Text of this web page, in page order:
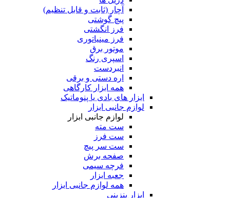
آچار (ثابت و قابل تنظیم)
پیچ گوشتی
فرز انگشتی
فرز مینیاتوری
موتور برق
اسپری رنگ
انبردست
اره دستی و برقی
همه ابزار کارگاهی
ابزار های بادی یا پنوماتیک
لوازم جانبی ابزار
لوازم جانبی ابزار
ست مته
ست فرز
ست سر پیچ
صفحه برش
فرچه سیمی
جعبه ابزار
همه لوازم جانبی ابزار
ابزار بنزینی